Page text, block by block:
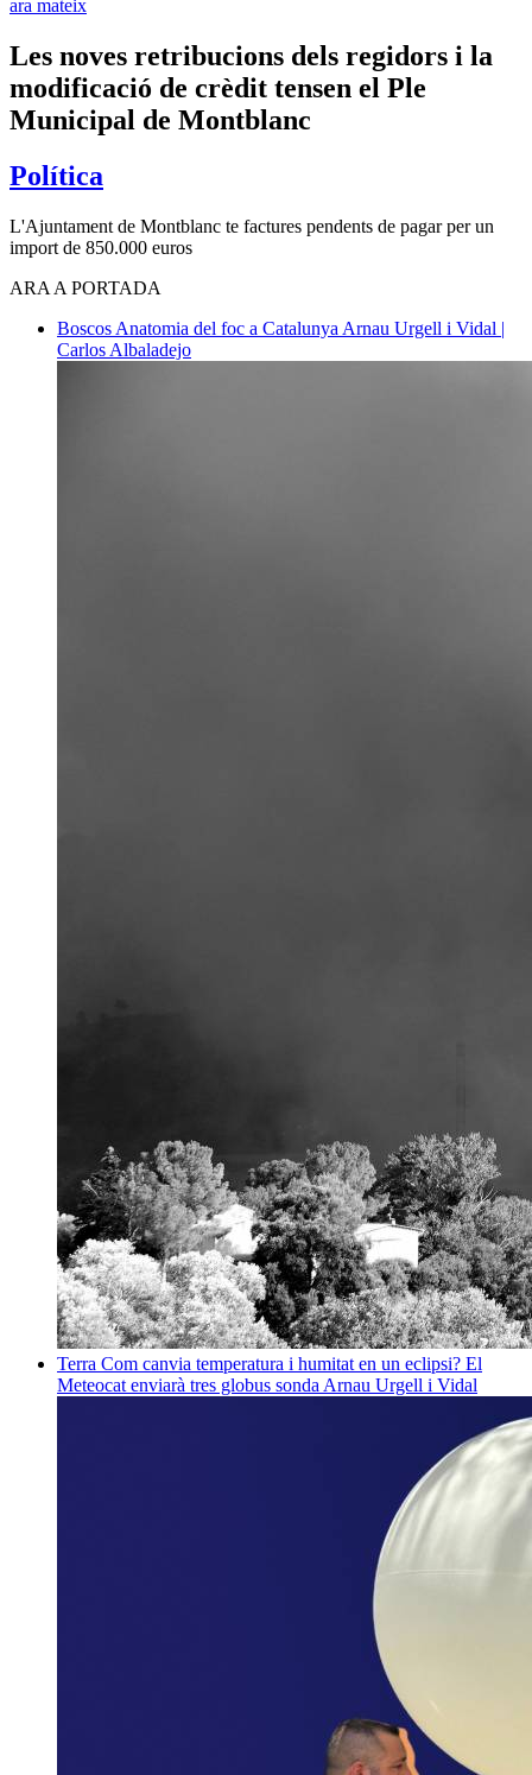
ara mateix
Les noves retribucions dels regidors i la
modificació de crèdit tensen el Ple
Municipal de Montblanc
Política
L'Ajuntament de Montblanc te factures pendents de pagar per un
import de 850.000 euros
ARA A PORTADA
Boscos Anatomia del foc a Catalunya Arnau Urgell i Vidal |
Carlos Albaladejo
Terra Com canvia temperatura i humitat en un eclipsi? El
Meteocat enviarà tres globus sonda Arnau Urgell i Vidal